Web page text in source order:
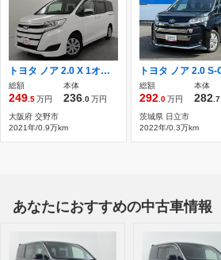
トヨタ ノア 2.0 X 1オーナー/走行約0.8万キロ/8人乗り/ドラレ
総額
249.5万円
本体
236.0万円
大阪府 交野市
2021年/0.9万km
総額
292.0万円
本体
282.7
茨城県 日立市
2022年/0.3万km
あなたにおすすめの中古車情報